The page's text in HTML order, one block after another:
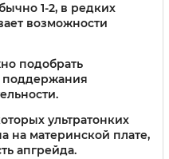
1-2, в редких
возможности
подобрать
поддержания
ультратонких
на материнской плате,
апгрейда.